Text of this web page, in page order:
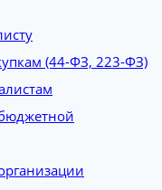
(44-ФЗ, 223-ФЗ)